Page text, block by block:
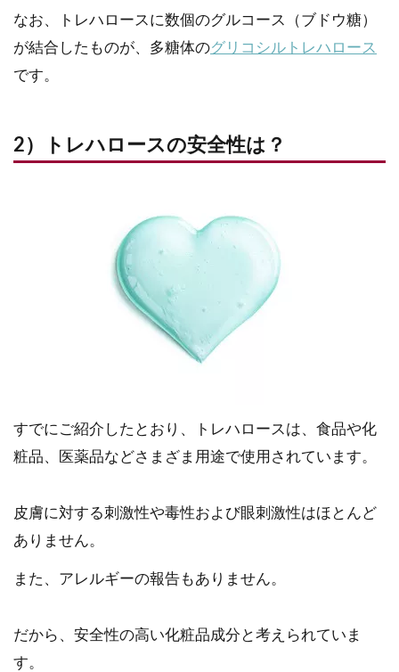
なお、トレハロースに数個のグルコース（ブドウ糖）
が結合したものが、多糖体のグリコシルトレハロース
です。
2）トレハロースの安全性は？
すでにご紹介したとおり、トレハロースは、食品や化
粧品、医薬品などさまざま用途で使用されています。
皮膚に対する刺激性や毒性および眼刺激性はほとんど
ありません。
また、アレルギーの報告もありません。
だから、安全性の高い化粧品成分と考えられていま
す。